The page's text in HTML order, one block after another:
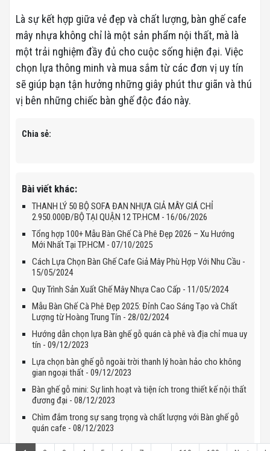
Là sự kết hợp giữa vẻ đẹp và chất lượng, bàn ghế cafe
mây nhựa không chỉ là một sản phẩm nội thất, mà là
một trải nghiệm đầy đủ cho cuộc sống hiện đại. Việc
chọn lựa thông minh và mua sắm từ các đơn vị uy tín
sẽ giúp bạn tận hưởng những giây phút thư giãn và thú
vị bên những chiếc bàn ghế độc đáo này.
Chia sẻ:
Bài viết khác:
THANH LÝ 50 BỘ SOFA ĐAN NHỰA GIẢ MÂY GIÁ CHỈ
2.950.000Đ/BỘ TẠI QUẬN 12 TP.HCM - 16/06/2026
Tổng hợp 100+ Mẫu Bàn Ghế Cà Phê Đẹp 2026 – Xu Hướng
Mới Nhất Tại TP.HCM - 07/10/2025
Cách Lựa Chọn Bàn Ghế Cafe Giả Mây Phù Hợp Với Nhu Cầu -
15/05/2024
Quy Trình Sản Xuất Ghế Mây Nhựa Cao Cấp - 11/05/2024
Mẫu Bàn Ghế Cà Phê Đẹp 2025: Đỉnh Cao Sáng Tạo và Chất
Lượng từ Hoàng Trung Tín - 28/02/2024
Hướng dẫn chọn lựa Bàn ghế gỗ quán cà phê và địa chỉ mua uy
tín - 09/12/2023
Lựa chọn bàn ghế gỗ ngoài trời thanh lý hoàn hảo cho không
gian ngoại thất - 09/12/2023
Bàn ghế gỗ mini: Sự linh hoạt và tiện ích trong thiết kế nội thất
đương đại - 08/12/2023
Chìm đắm trong sự sang trọng và chất lượng với Bàn ghế gỗ
quán cafe - 08/12/2023